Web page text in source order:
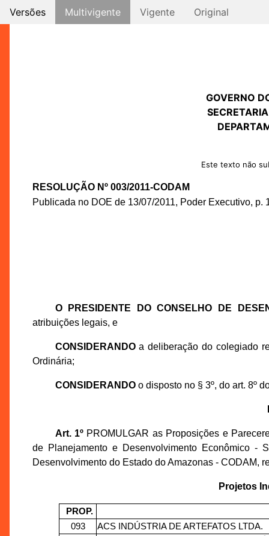
Versões Multivigente Vigente Original
GOVERNO
Este texto não
RESOLUÇÃO Nº 003/2011-CODAM
Publicada no DOE de 13/07/2011, Poder Executivo, p.
O PRESIDENTE DO CONSELHO DE
atribuições legais, e
CONSIDERANDOa deliberação do colegiado
Ordinária;
CONSIDERANDOo disposto no § 3º, do art. 8º
Art. 1º PROMULGAR as Proposições e
de Planejamento e Desenvolvimento Econômico -
Desenvolvimento do Estado do Amazonas - CODAM,
Projetos
PROP.
093
ACS INDÚSTRIA DE ARTEFATOS LTDA.